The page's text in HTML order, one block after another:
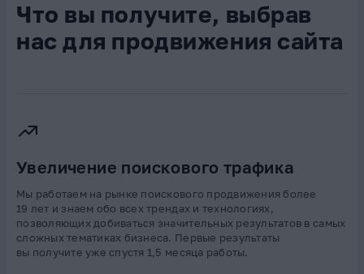
Что вы получите, выбрав
нас для продвижения сайта
Увеличение поискового трафика
Мы работаем на рынке поискового продвижения более
19 лет и знаем обо всех трендах и технологиях,
позволяющих добиваться значительных результатов в самых
сложных тематиках бизнеса. Первые результаты
вы получите уже спустя 1,5 месяца работы.